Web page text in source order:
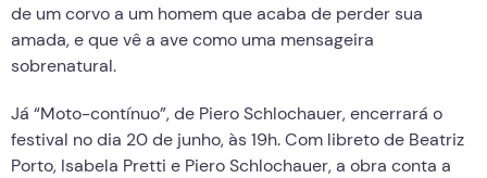
de um corvo a um homem que acaba de perder sua
amada, e que vê a ave como uma mensageira
sobrenatural.
Já “Moto-contínuo”, de Piero Schlochauer, encerrará o
festival no dia 20 de junho, às 19h. Com libreto de Beatriz
Porto, Isabela Pretti e Piero Schlochauer, a obra conta a